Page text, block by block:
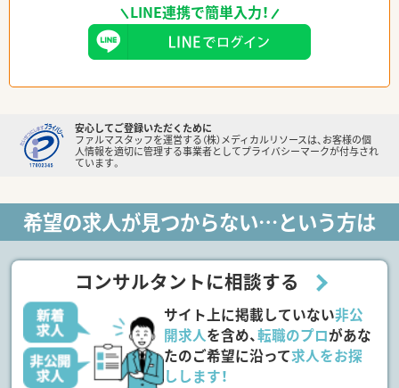
LINE連携で簡単入力！
安心してご登録いただくために
ファルマスタッフを運営する（株）メディカルリソースは、お客様の個
人情報を適切に管理する事業者としてプライバシーマークが付与され
ています。
希望の求人が見つからない…という方は
コンサルタントに相談する
サイト上に掲載していない非公
開求人を含め、転職のプロがあな
たのご希望に沿って求人をお探
しします！